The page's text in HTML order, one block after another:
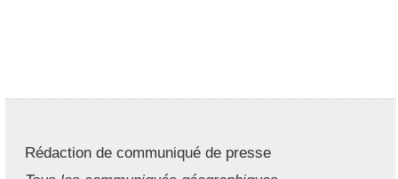
Rédaction de communiqué de presse